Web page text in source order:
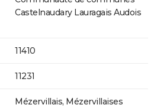
Castelnaudary Lauragais Audois
11410
11231
Mézervillais, Mézervillaises